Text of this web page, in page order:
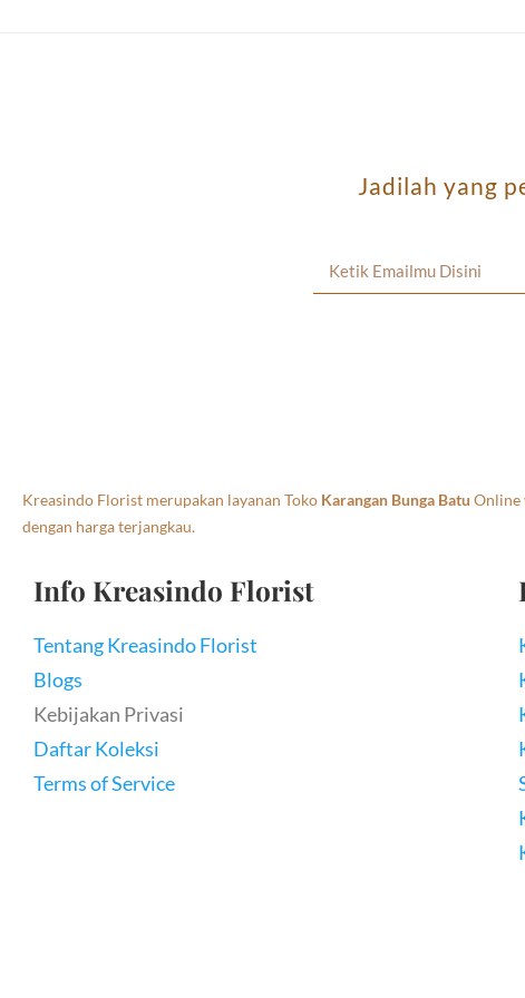
Jadilah yang
Kreasindo Florist merupakan layanan Toko Karangan Bunga Batu Online
dengan harga terjangkau.
Info Kreasindo Florist
Tentang Kreasindo Florist
Blogs
Kebijakan Privasi
Daftar Koleksi
Terms of Service